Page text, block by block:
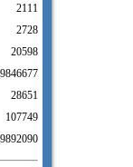
2111
2728
20598
9846677
28651
107749
9892090